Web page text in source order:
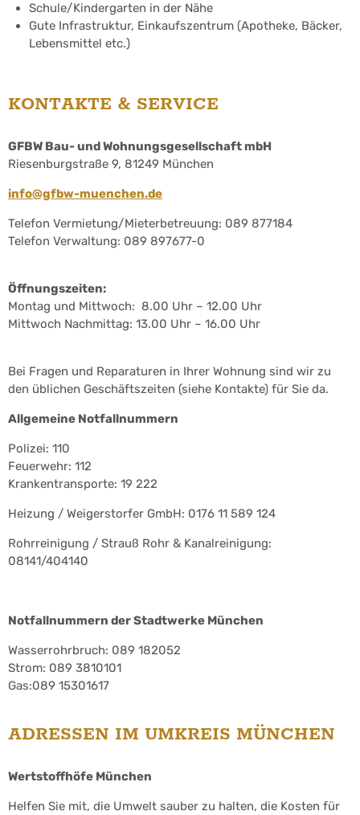
Schule/Kindergarten in der Nähe
Gute Infrastruktur, Einkaufszentrum (Apotheke, Bäcker,
Lebensmittel etc.)
KONTAKTE & SERVICE
GFBW Bau- und Wohnungsgesellschaft mbH
Riesenburgstraße 9, 81249 München
info@gfbw-muenchen.de
Telefon Vermietung/Mieterbetreuung: 089 877184
Telefon Verwaltung: 089 897677-0
Öffnungszeiten:
Montag und Mittwoch: 8.00 Uhr – 12.00 Uhr
Mittwoch Nachmittag: 13.00 Uhr – 16.00 Uhr
Bei Fragen und Reparaturen in Ihrer Wohnung sind wir zu
den üblichen Geschäftszeiten (siehe Kontakte) für Sie da.
Allgemeine Notfallnummern
Polizei: 110
Feuerwehr: 112
Krankentransporte: 19 222
Heizung / Weigerstorfer GmbH: 0176 11 589 124
Rohrreinigung / Strauß Rohr & Kanalreinigung:
08141/404140
Notfallnummern der Stadtwerke München
Wasserrohrbruch: 089 182052
Strom: 089 3810101
Gas:089 15301617
ADRESSEN IM UMKREIS MÜNCHEN
Wertstoffhöfe München
Helfen Sie mit, die Umwelt sauber zu halten, die Kosten für